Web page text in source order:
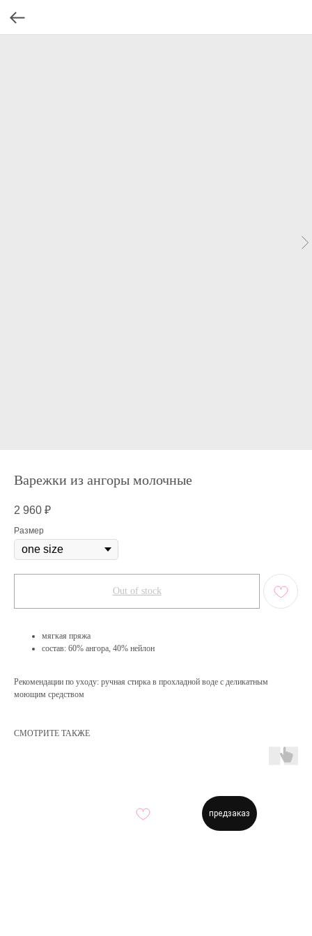
Варежки из ангоры молочные
2 960 ₽
Размер
Out of stock
мягкая пряжа
состав: 60% ангора, 40% нейлон
Рекомендации по уходу: ручная стирка в прохладной воде с деликатным
моющим средством
СМОТРИТЕ ТАКЖЕ
предзаказ